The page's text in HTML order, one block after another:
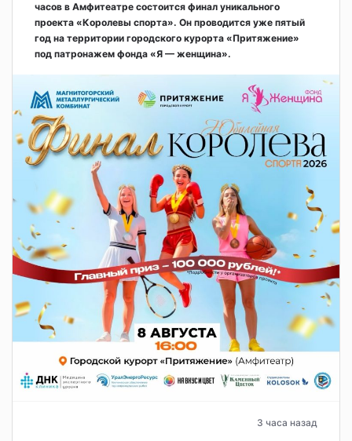
часов в Амфитеатре состоится финал уникального
проекта «Королевы спорта». Он проводится уже пятый
год на территории городского курорта «Притяжение»
под патронажем фонда «Я — женщина».
3 часа назад